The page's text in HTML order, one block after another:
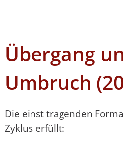
Übergang
Umbruch
Die einst tragenden
Zyklus erfüllt: